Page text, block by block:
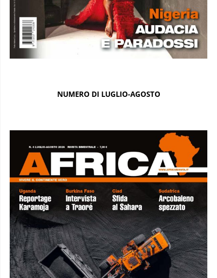
NUMERO DI LUGLIO-AGOSTO